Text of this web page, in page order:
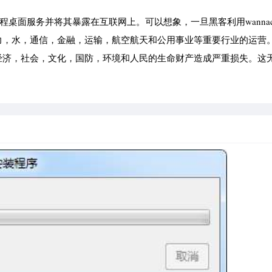
桌面服务并将其暴露在互联网上。可以想象，一旦黑客利用
水，通信，金融，运输，航空航天和公用事业等重要行业的运营
，社会，文化，国防，环境和人民的生命财产造成严重损失。这